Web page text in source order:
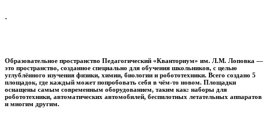
.
Образовательное пространство Педагогический «Кванториум» им. Л.М. Лоповка —
это пространство, созданное специально для обучения школьников, с целью
углублённого изучения физики, химии, биологии и робототехники. Всего создано 5
площадок, где каждый может попробовать себя в чём-то новом. Площадки
оснащены самым современным оборудованием, таким как: наборы для
робототехники, автоматических автомобилей, беспилотных летательных аппаратов
и многим другим.